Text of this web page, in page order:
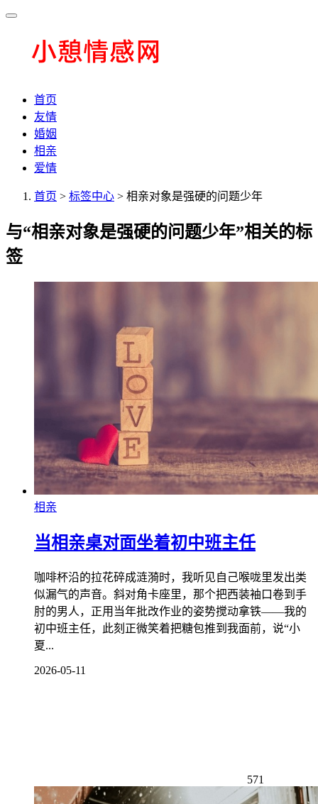
首页
友情
婚姻
相亲
爱情
首页 > 标签中心 > 相亲对象是强硬的问题少年
与“相亲对象是强硬的问题少年”相关的标
签
相亲
当相亲桌对面坐着初中班主任
咖啡杯沿的拉花碎成涟漪时，我听见自己喉咙里发出类
似漏气的声音。斜对角卡座里，那个把西装袖口卷到手
肘的男人，正用当年批改作业的姿势搅动拿铁——我的
初中班主任，此刻正微笑着把糖包推到我面前，说“小
夏...
2026-05-11
571